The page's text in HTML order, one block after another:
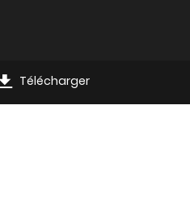
Télécharger